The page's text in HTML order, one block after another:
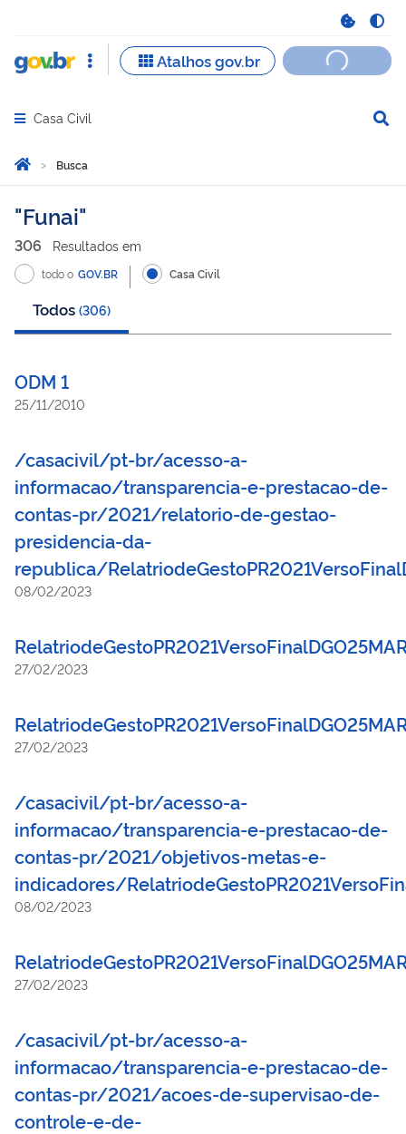
Abrir menu principal de navegação
Casa Civil
Você está aqui:
Página Inicial
Busca
Busca
Funai
306 Resultados em
todo o GOV.BR Casa Civil
Todos (306)
ODM 1
25/11/2010
/casacivil/pt-br/acesso-a-
informacao/transparencia-e-prestacao-de-
contas-pr/2021/relatorio-de-gestao-
presidencia-da-
republica/
08/02/2023
27/02/2023
27/02/2023
/casacivil/pt-br/acesso-a-
informacao/transparencia-e-prestacao-de-
contas-pr/2021/objetivos-metas-e-
indicadores/
08/02/2023
27/02/2023
/casacivil/pt-br/acesso-a-
informacao/transparencia-e-prestacao-de-
contas-pr/2021/acoes-de-supervisao-de-
controle-e-de-